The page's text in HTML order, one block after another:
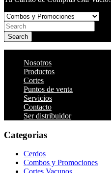
Search
Nosotros
Productos
Cortes
Puntos de venta
Servicios
Contacto
Ser distribuidor
Categorias
Cerdos
Combos y Promociones